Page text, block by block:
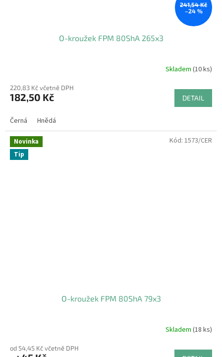
241,54 Kč
–24 %
O-kroužek FPM 80ShA 265x3
Skladem (10 ks)
220,83 Kč včetně DPH
182,50 Kč DETAIL
Černá Hnědá
Novinka
Tip
O-kroužek FPM 80ShA 79x3
Skladem (18 ks)
od 54,45 Kč včetně DPH
Kód: 1573/CER